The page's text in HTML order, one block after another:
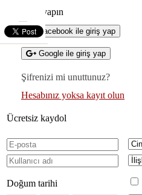
Giriş yapın
Facebook ile giriş yap
Google ile giriş yap
Şifrenizi mi unuttunuz?
Hesabınız yoksa kayıt olun
Ücretsiz kaydol
Doğum tarihi